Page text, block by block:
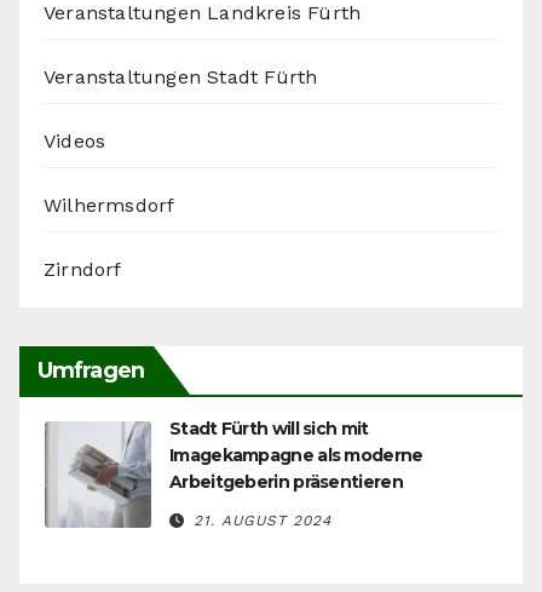
Veranstaltungen Landkreis Fürth
Veranstaltungen Stadt Fürth
Videos
Wilhermsdorf
Zirndorf
Umfragen
Stadt Fürth will sich mit
Imagekampagne als moderne
Arbeitgeberin präsentieren
21. AUGUST 2024